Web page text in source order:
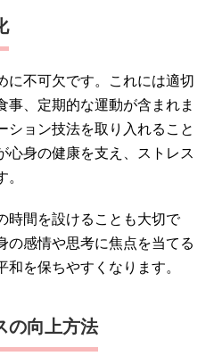
に不可欠です。これには適切
事、定期的な運動が含まれま
ション技法を取り入れること
心身の健康を支え、ストレス
時間を設けることも大切で
の感情や思考に焦点を当てる
を保ちやすくなります。
の向上方法